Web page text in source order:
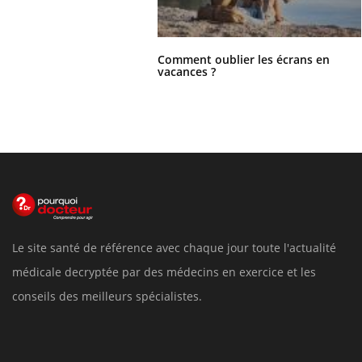
Comment oublier les écrans en
vacances ?
Le site santé de référence avec chaque jour toute l'actualité
médicale decryptée par des médecins en exercice et les
conseils des meilleurs spécialistes.